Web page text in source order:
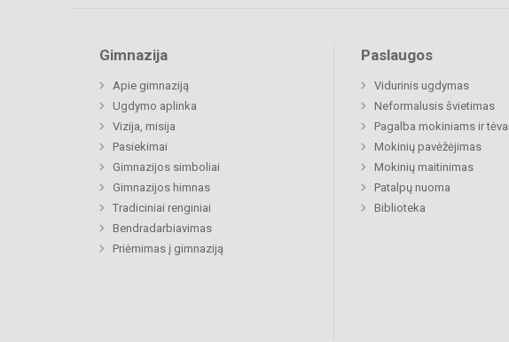
Gimnazija
Apie gimnaziją
Ugdymo aplinka
Vizija, misija
Pasiekimai
Gimnazijos simboliai
Gimnazijos himnas
Tradiciniai renginiai
Bendradarbiavimas
Priėmimas į gimnaziją
Paslaugos
Vidurinis ugdymas
Neformalusis švietimas
Pagalba mokiniams ir
Mokinių pavėžėjimas
Mokinių maitinimas
Patalpų nuoma
Biblioteka